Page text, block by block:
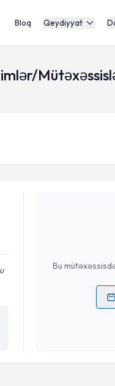
Bloq Qeydiyyat
Bu
Şəxsi